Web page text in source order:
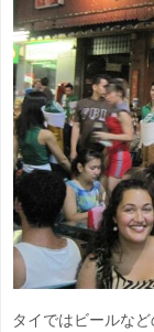
タイではビールな